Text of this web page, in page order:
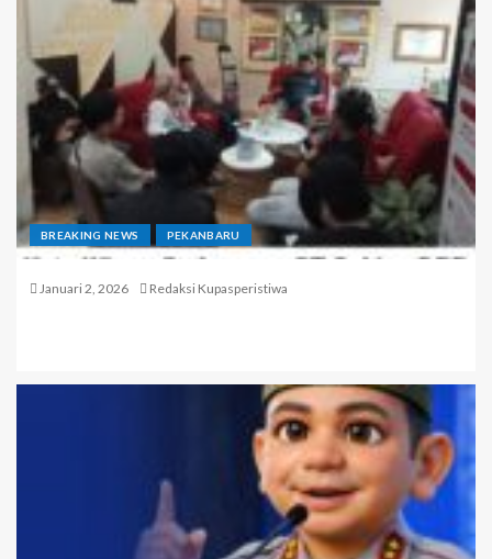
BREAKING NEWS PEKANBARU
Januari 2, 2026 Redaksi Kupasperistiwa